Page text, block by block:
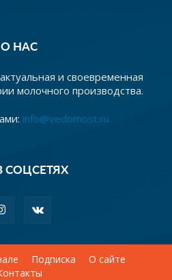
О НАС
и своевременная
молочного производства.
info@vedomost.ru
СОЦСЕТЯХ
Подписка
О сайте